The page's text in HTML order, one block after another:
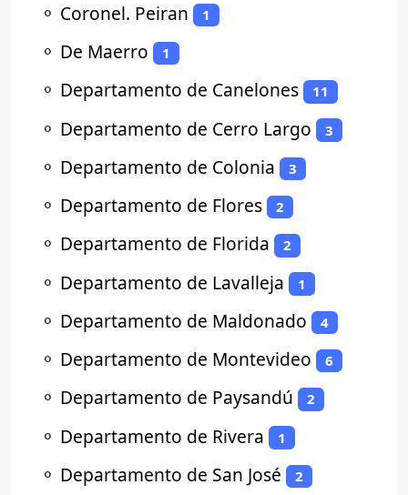
⚬ Coronel. Peiran 1
⚬ De Maerro 1
⚬ Departamento de Canelones 11
⚬ Departamento de Cerro Largo 3
⚬ Departamento de Colonia 3
⚬ Departamento de Flores 2
⚬ Departamento de Florida 2
⚬ Departamento de Lavalleja 1
⚬ Departamento de Maldonado 4
⚬ Departamento de Montevideo 6
⚬ Departamento de Paysandú 2
⚬ Departamento de Rivera 1
⚬ Departamento de San José 2